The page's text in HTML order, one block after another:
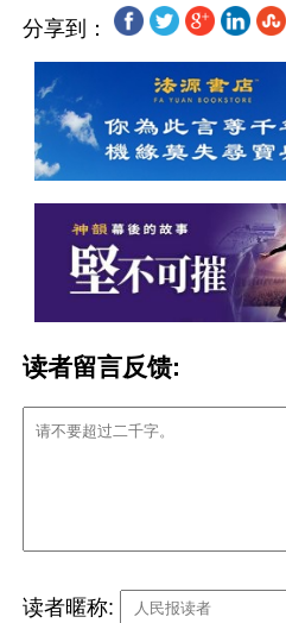
分享到：
读者留言反馈:
读者暱称: